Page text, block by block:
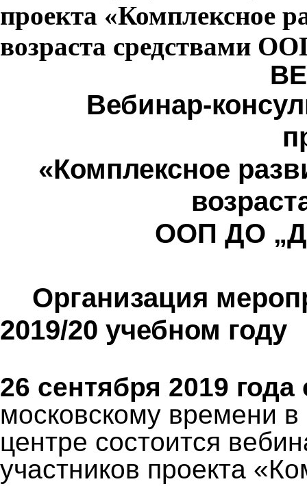
проекта «Комплексное
возраста средствами
Вебинар-
«Комплексное
ООП ДО
Организация
2019/20 учебном году
26 сентября 2019
московскому времени
центре состоится
участников проекта